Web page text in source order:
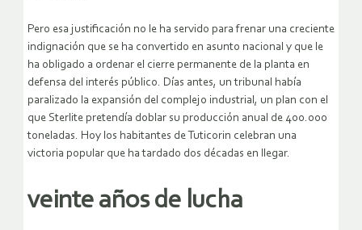
Pero esa justificación no le ha servido para frenar una creciente
indignación que se ha convertido en asunto nacional y que le
ha obligado a ordenar el cierre permanente de la planta en
defensa del interés público. Días antes, un tribunal había
paralizado la expansión del complejo industrial, un plan con el
que Sterlite pretendía doblar su producción anual de 400.000
toneladas. Hoy los habitantes de Tuticorin celebran una
victoria popular que ha tardado dos décadas en llegar.
veinte años de lucha